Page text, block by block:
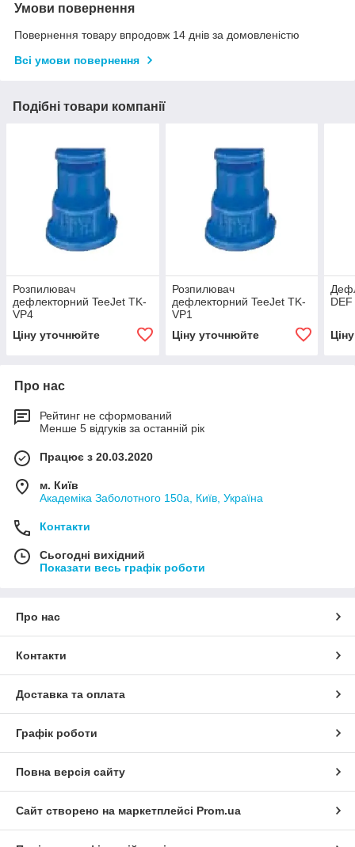
Умови повернення
Повернення товару впродовж 14 днів за домовленістю
Всі умови повернення
Подібні товари компанії
Розпилювач
дефлекторний TeeJet TK-
VP4
Ціну уточнюйте
Розпилювач
дефлекторний TeeJet TK-
VP1
Ціну уточнюйте
Про нас
Рейтинг не сформований
Менше 5 відгуків за останній рік
Працює з 20.03.2020
м. Київ
Академіка Заболотного 150а, Київ, Україна
Контакти
Сьогодні вихідний
Показати весь графік роботи
Про нас
Контакти
Доставка та оплата
Графік роботи
Повна версія сайту
Сайт створено на маркетплейсі Prom.ua